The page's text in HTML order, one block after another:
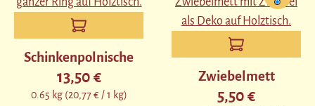
Schinkenpolnische
Regulärer Preis:
13,50 €
0.65 kg (20,77 € / 1 kg)
Zwiebelmett
Regulärer Preis:
5,50 €